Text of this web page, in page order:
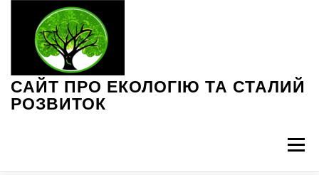
САЙТ ПРО ЕКОЛОГІЮ ТА СТАЛИЙ
РОЗВИТОК
Меню